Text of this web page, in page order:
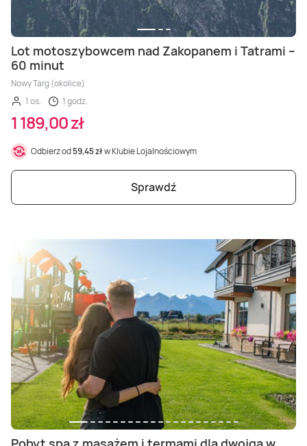
Lot motoszybowcem nad Zakopanem i Tatrami –
60 minut
Nowy Targ (okolice)
1 os.
1 godz.
1 189,00 zł
Odbierz od59,45 złw Klubie Lojalnościowym
Sprawdź